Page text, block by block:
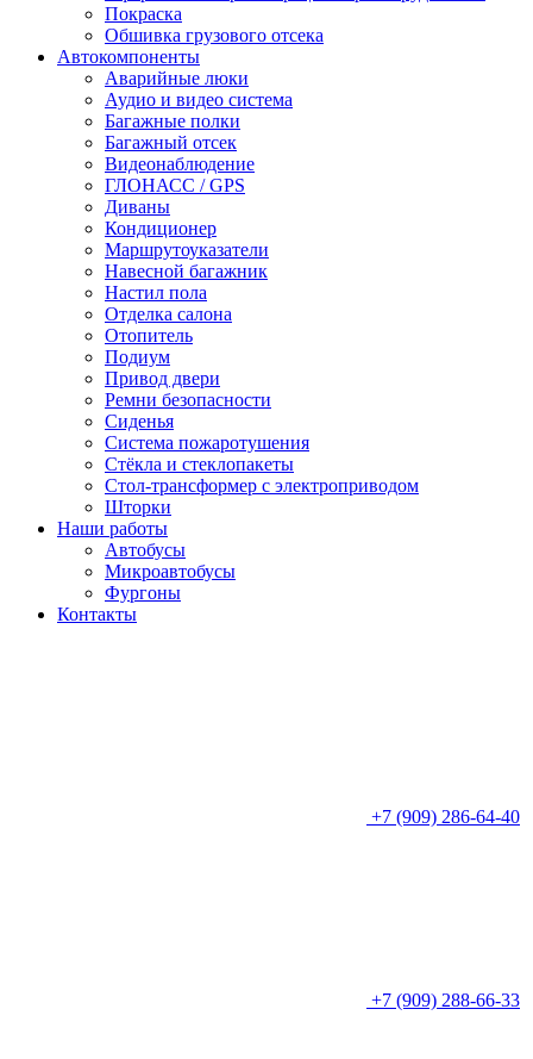
Покраска
Обшивка грузового отсека
Автокомпоненты
Аварийные люки
Аудио и видео система
Багажные полки
Багажный отсек
Видеонаблюдение
ГЛОНАСС / GPS
Диваны
Кондиционер
Маршрутоуказатели
Навесной багажник
Настил пола
Отделка салона
Отопитель
Подиум
Привод двери
Ремни безопасности
Сиденья
Система пожаротушения
Стёкла и стеклопакеты
Стол-трансформер с электроприводом
Шторки
Наши работы
Автобусы
Микроавтобусы
Фургоны
Контакты
+7 (909) 286-64-40
+7 (909) 288-66-33